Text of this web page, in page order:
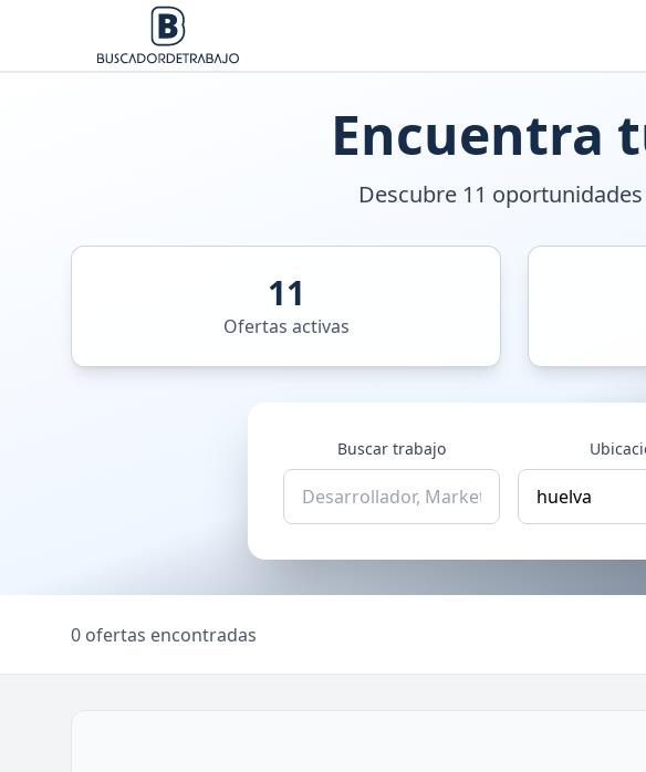
Encuentra
Descubre 11
11
Ofertas activas
Buscar trabajo
0 ofertas encontradas